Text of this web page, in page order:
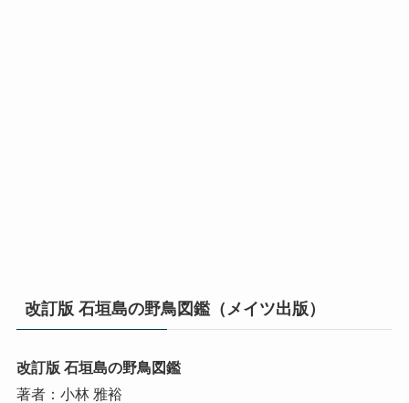
改訂版 石垣島の野鳥図鑑（メイツ出版）
改訂版 石垣島の野鳥図鑑
著者：小林 雅裕